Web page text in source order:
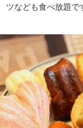
ツなども食べ放題で